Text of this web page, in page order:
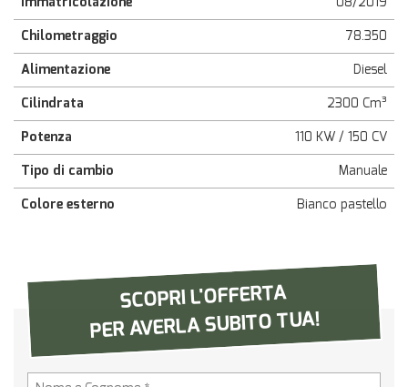
Chilometraggio
78.350
Alimentazione
Diesel
Cilindrata
2300 Cm³
Potenza
110 KW / 150 CV
Tipo di cambio
Manuale
Colore esterno
Bianco pastello
SCOPRI L'OFFERTA
PER AVERLA SUBITO TUA!
questi
strumenti
di
tracciamento
si
rimanda
alla
cookie
policy.
Puoi
rivedere
scelte
in
qualsiasi
momento.